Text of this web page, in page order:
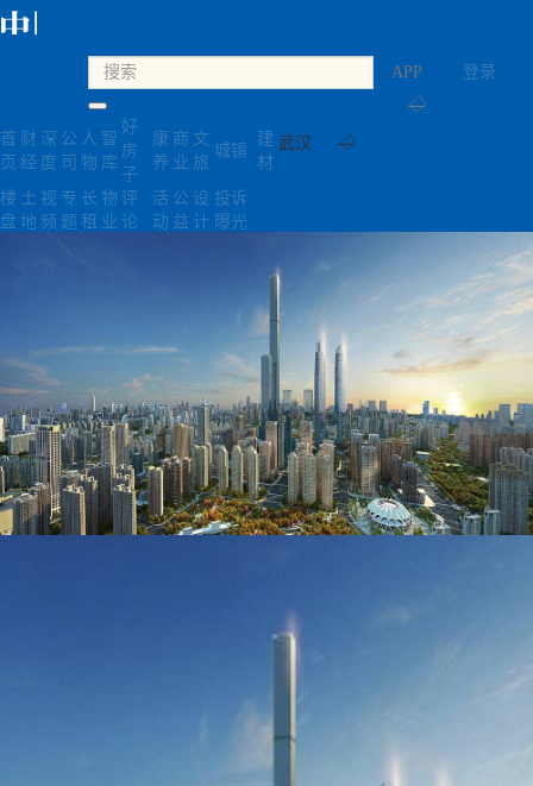
登录
APP
◇
武汉 ◇
首
页
财
经
深
度
公
司
人
物
智
库
好
房
子
康
养
商
业
文
旅 城镇 建
材
楼
盘
土
地
视
频
专
题
长
租
物
业
评
论
活
动
公
益
设
计
投诉
曝光